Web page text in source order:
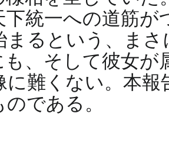
統一への道筋
まるという、ま
、そして彼女
難くない。本
である。